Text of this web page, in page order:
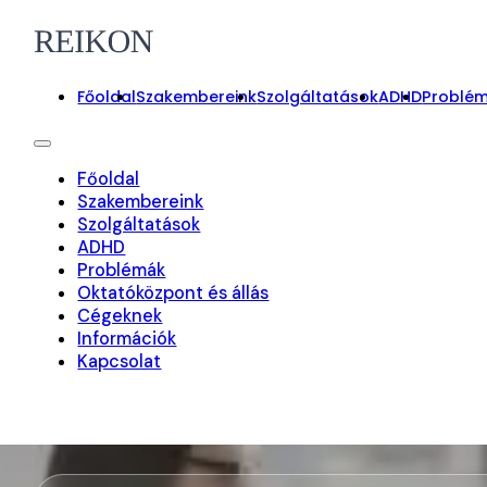
FőoldalSzakembereinkSzolgáltatásokADHD
Főoldal
Szakembereink
Szolgáltatások
ADHD
Problémák
Oktatóközpont és állás
Cégeknek
Információk
Kapcsolat